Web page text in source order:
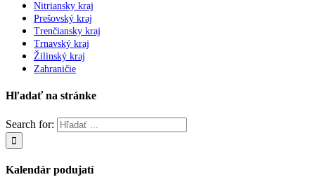
Nitriansky kraj
Prešovský kraj
Trenčiansky kraj
Trnavský kraj
Žilinský kraj
Zahraničie
Hľadať na stránke
Search for:
Kalendár podujatí